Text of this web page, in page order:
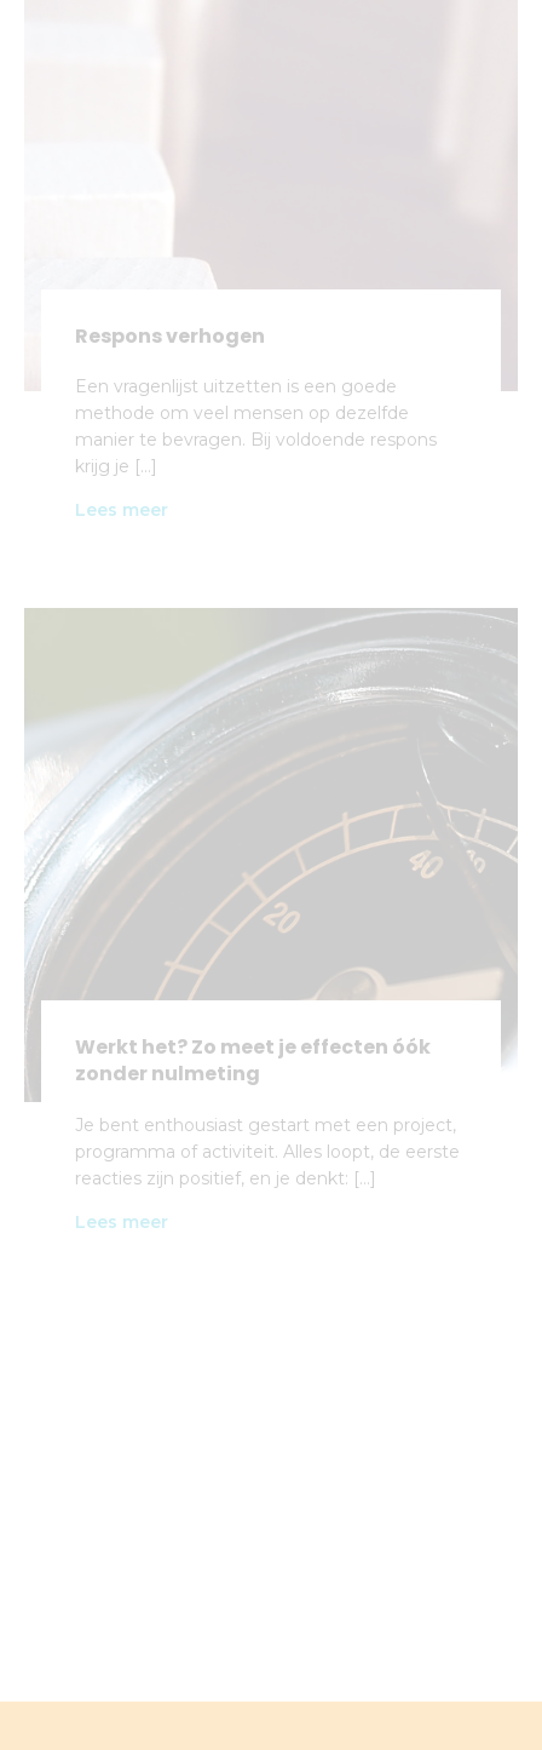
Respons verhogen
Een vragenlijst uitzetten is een goede
methode om veel mensen op dezelfde
manier te bevragen. Bij voldoende respons
krijg je […]
Lees meer
Werkt het? Zo meet je effecten óók
zonder nulmeting
Je bent enthousiast gestart met een project,
programma of activiteit. Alles loopt, de eerste
reacties zijn positief, en je denkt: […]
Lees meer